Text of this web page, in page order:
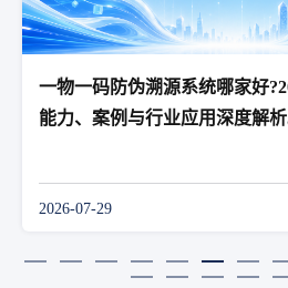
一物一码防伪溯源系统哪家好
能力、案例与行业应用深度解析
2026-07-29